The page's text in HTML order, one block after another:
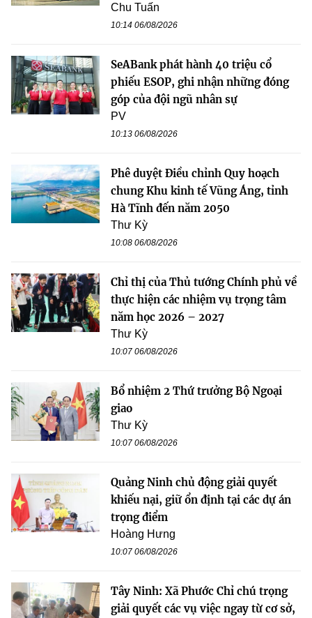
Chu Tuấn
10:14 06/08/2026
SeABank phát hành 40 triệu cổ
phiếu ESOP, ghi nhận những đóng
góp của đội ngũ nhân sự
PV
10:13 06/08/2026
Phê duyệt Điều chỉnh Quy hoạch
chung Khu kinh tế Vũng Áng, tỉnh
Hà Tĩnh đến năm 2050
Thư Kỳ
10:08 06/08/2026
Chỉ thị của Thủ tướng Chính phủ về
thực hiện các nhiệm vụ trọng tâm
năm học 2026 – 2027
Thư Kỳ
10:07 06/08/2026
Bổ nhiệm 2 Thứ trưởng Bộ Ngoại
giao
Thư Kỳ
10:07 06/08/2026
Quảng Ninh chủ động giải quyết
khiếu nại, giữ ổn định tại các dự án
trọng điểm
Hoàng Hưng
10:07 06/08/2026
Tây Ninh: Xã Phước Chỉ chú trọng
giải quyết các vụ việc ngay từ cơ sở,